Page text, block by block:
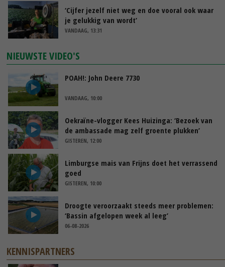
‘Cijfer jezelf niet weg en doe vooral ook waar
je gelukkig van wordt’
VANDAAG, 13:31
NIEUWSTE VIDEO'S
POAH!: John Deere 7730
VANDAAG, 10:00
Oekraïne-vlogger Kees Huizinga: ‘Bezoek van
de ambassade mag zelf groente plukken’
GISTEREN, 12:00
Limburgse mais van Frijns doet het verrassend
goed
GISTEREN, 10:00
Droogte veroorzaakt steeds meer problemen:
‘Bassin afgelopen week al leeg’
06-08-2026
KENNISPARTNERS